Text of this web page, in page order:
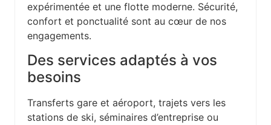
expérimentée et une flotte moderne. Sécurité,
confort et ponctualité sont au cœur de nos
engagements.
Des services adaptés à vos
besoins
Transferts gare et aéroport, trajets vers les
stations de ski, séminaires d’entreprise ou